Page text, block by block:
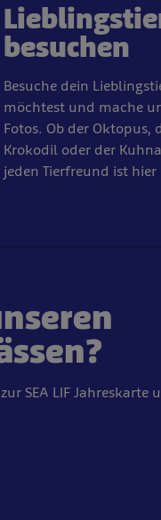
besuchen
Besuche dein
möchtest und mache
Fotos. Ob der Oktopus,
Krokodil oder der
jeden Tierfreund ist hier
SEA LIF Jahreskarte